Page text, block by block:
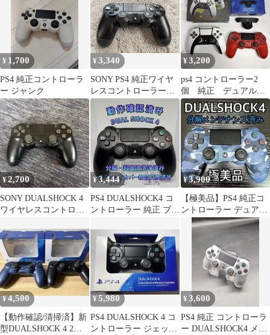
¥ 1,700
PS4 純正コントローラ
ー ジャンク
¥3,340
SONY PS4 純正ワイヤ
レスコントローラー
CUH-ZCT2J
¥3,200
ps4 コントローラー2
個 純正 デュアルシ
ョク 背面アタッチメン
ト 背面パッド
¥2,700
SONY DUALSHOCK 4
ワイヤレスコントロー
¥3,444
PS4 DUALSHOCK4 コ
ントローラー 純正 ブラ
¥3,900
【極美品】PS4 純正コ
ントローラー デュアル
ショック4 カモフラブ
¥4,500
【動作確認/清掃済】新
型DUALSHOCK 4 2個
¥5,980
PS4 DUALSHOCK 4 コ
ントローラー ジェッ
¥3,600
PS4 純正 コントローラ
ー DUALSHOCK4 メタ